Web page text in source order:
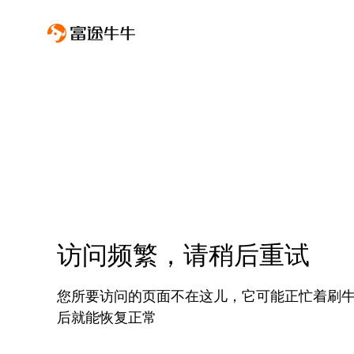
访问频繁，请稍后重试
您所要访问的页面不在这儿，它可能正忙着刷
后就能恢复正常